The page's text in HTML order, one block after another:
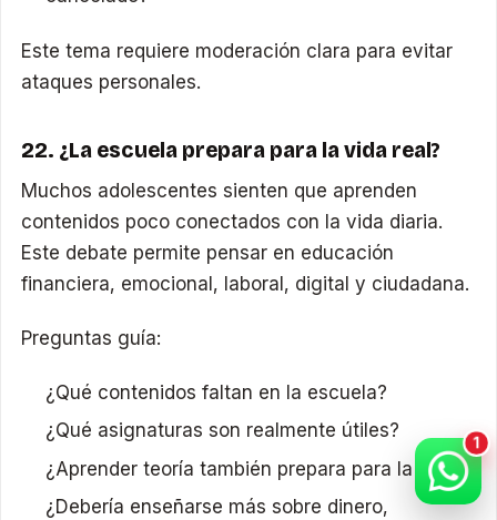
Este tema requiere moderación clara para evitar
ataques personales.
22. ¿La escuela prepara para la vida real?
Muchos adolescentes sienten que aprenden
contenidos poco conectados con la vida diaria.
Este debate permite pensar en educación
financiera, emocional, laboral, digital y ciudadana.
Preguntas guía:
¿Qué contenidos faltan en la escuela?
¿Qué asignaturas son realmente útiles?
¿Aprender teoría también prepara para la vida?
¿Debería enseñarse más sobre dinero,